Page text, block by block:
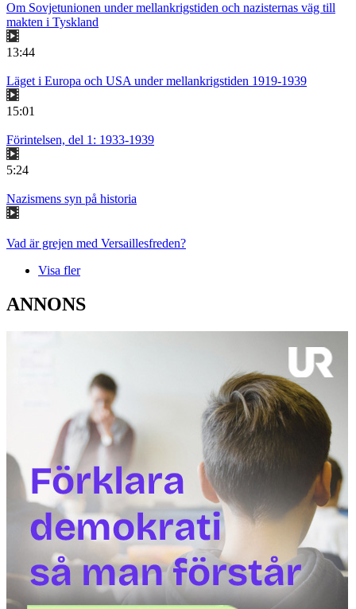
Om Sovjetunionen under mellankrigstiden och nazisternas väg till
makten i Tyskland
13:44
Läget i Europa och USA under mellankrigstiden 1919-1939
15:01
Förintelsen, del 1: 1933-1939
5:24
Nazismens syn på historia
Vad är grejen med Versaillesfreden?
Visa fler
ANNONS